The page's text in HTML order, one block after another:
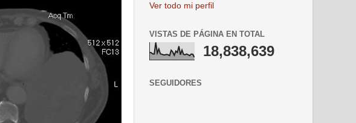
Ver todo mi perfil
VISTAS DE PÁGINA EN TOTAL
18,838,639
SEGUIDORES